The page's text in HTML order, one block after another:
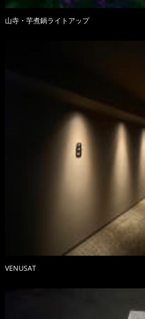
山寺・芋煮鍋ライトアップ
VENUSAT